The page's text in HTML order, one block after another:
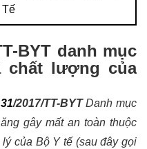
Tế
BYT danh mục
chất lượng của
/2017/TT-BYTDanh mục
gây mất an toàn thuộc
của Bộ Y tế (sau đây gọi